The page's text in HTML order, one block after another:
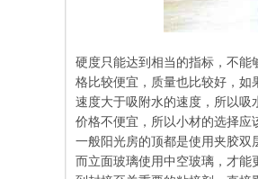
硬度只能达到相当的指标，不能
格比较便宜，质量也比较好，如
速度大于吸附水的速度，所以
价格不便宜，所以小材的选择应
一般阳光房的顶都是使用夹胶双
而立面玻璃使用中空玻璃，才能